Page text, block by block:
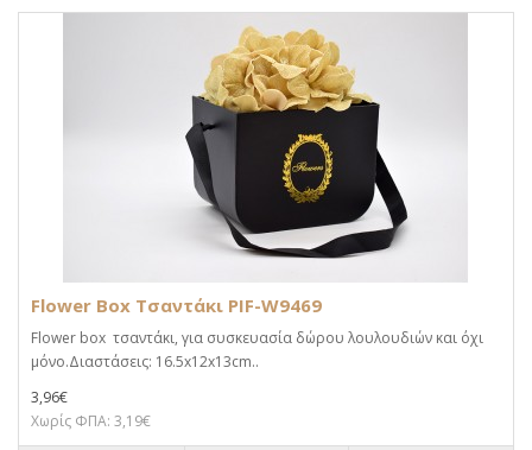
Flower Box Τσαντάκι PIF-W9469
Flower box τσαντάκι, για συσκευασία δώρου λουλουδιών και όχι
μόνο.Διαστάσεις: 16.5x12x13cm..
3,96€
Χωρίς ΦΠΑ: 3,19€